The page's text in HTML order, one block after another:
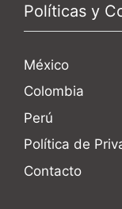
Políticas y
México
Colombia
Perú
Política de
Contacto